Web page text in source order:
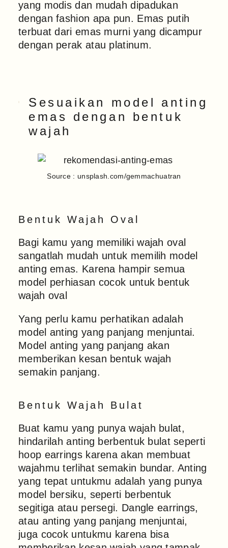
yang modis dan mudah dipadukan
dengan fashion apa pun. Emas putih
terbuat dari emas murni yang dicampur
dengan perak atau platinum.
Sesuaikan model anting
emas dengan bentuk
wajah
Source : unsplash.com/gemmachuatran
Bentuk Wajah Oval
Bagi kamu yang memiliki wajah oval
sangatlah mudah untuk memilih model
anting emas. Karena hampir semua
model perhiasan cocok untuk bentuk
wajah oval
Yang perlu kamu perhatikan adalah
model anting yang panjang menjuntai.
Model anting yang panjang akan
memberikan kesan bentuk wajah
semakin panjang.
Bentuk Wajah Bulat
Buat kamu yang punya wajah bulat,
hindarilah anting berbentuk bulat seperti
hoop earrings karena akan membuat
wajahmu terlihat semakin bundar. Anting
yang tepat untukmu adalah yang punya
model bersiku, seperti berbentuk
segitiga atau persegi. Dangle earrings,
atau anting yang panjang menjuntai,
juga cocok untukmu karena bisa